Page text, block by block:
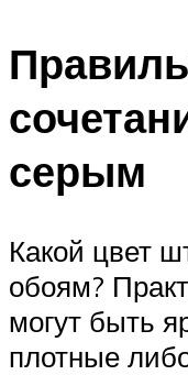
серым
Какой цвет
обоям?
могут быть
плотные